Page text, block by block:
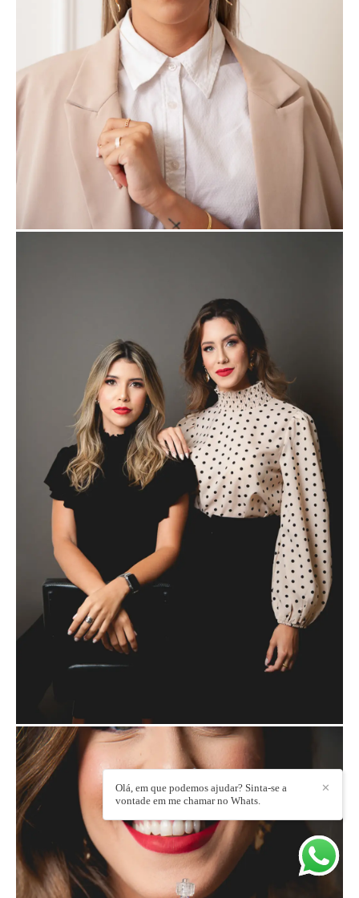
✕
Olá, em que podemos ajudar? Sinta-se a
vontade em me chamar no Whats.